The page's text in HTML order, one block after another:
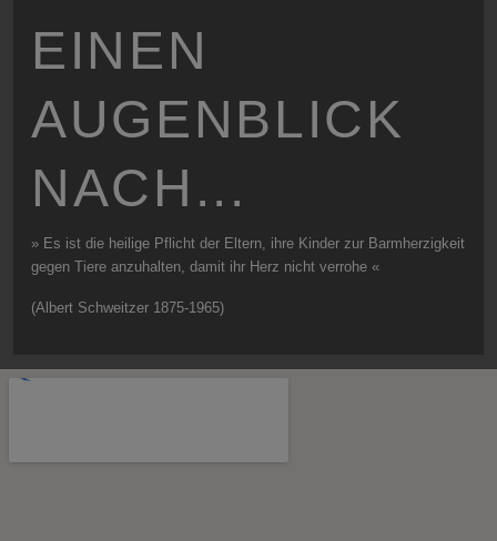
EINEN
AUGENBLICK
NACH...
» Es ist die heilige Pflicht der Eltern, ihre Kinder zur Barmherzigkeit
gegen Tiere anzuhalten, damit ihr Herz nicht verrohe «
(Albert Schweitzer 1875-1965)